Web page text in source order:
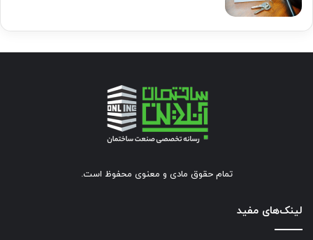
تمام حقوق مادی و معنوی محفوظ است.
لینک‌های مفید